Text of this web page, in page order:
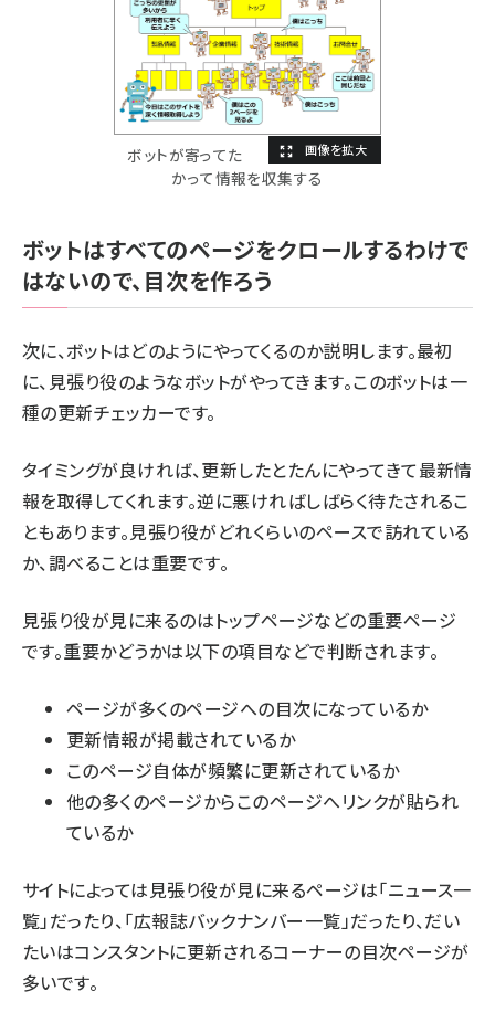
ボットが寄ってた
かって情報を収集する
ボットはすべてのページをクロールするわけで
はないので、目次を作ろう
次に、ボットはどのようにやってくるのか説明します。最初
に、見張り役のようなボットがやってきます。このボットは一
種の更新チェッカーです。
タイミングが良ければ、更新したとたんにやってきて最新情
報を取得してくれます。逆に悪ければしばらく待たされるこ
ともあります。見張り役がどれくらいのペースで訪れている
か、調べることは重要です。
見張り役が見に来るのはトップページなどの重要ページ
です。重要かどうかは以下の項目などで判断されます。
ページが多くのページへの目次になっているか
更新情報が掲載されているか
このページ自体が頻繁に更新されているか
他の多くのページからこのページへリンクが貼られ
ているか
サイトによっては見張り役が見に来るページは「ニュース一
覧」だったり、「広報誌バックナンバー一覧」だったり、だい
たいはコンスタントに更新されるコーナーの目次ページが
多いです。